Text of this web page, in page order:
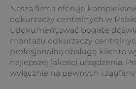
Nasza firma oferuje
odkurzaczy centralnych w
udokumentować bogate
montażu odkurzaczy
profesjonalną obsługę klienta
najlepszej jakości urządzenia.
wyłącznie na pewnych i